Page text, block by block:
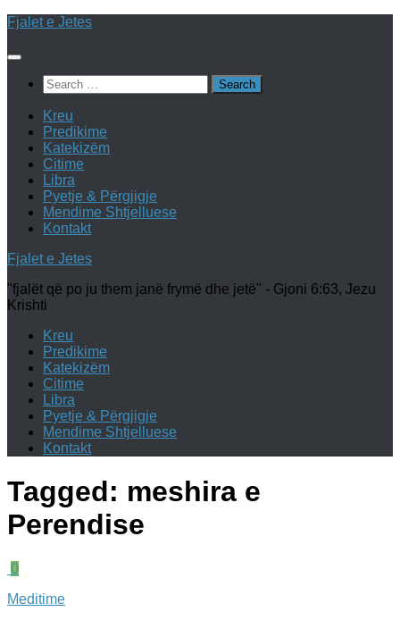
Skip
content
Fjalet e Jetes
Search
for:
Kreu
Predikime
Katekizëm
Citime
Libra
Pyetje & Përgjigje
Mendime Shtjelluese
Kontakt
Fjalet e Jetes
"fjalët që po ju them janë frymë dhe jetë" - Gjoni 6:63, Jezu
Krishti
Kreu
Predikime
Katekizëm
Citime
Libra
Pyetje & Përgjigje
Mendime Shtjelluese
Kontakt
Tagged: meshira e
Perendise
0
Meditime